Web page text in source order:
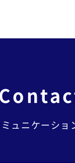
ュニケーショ